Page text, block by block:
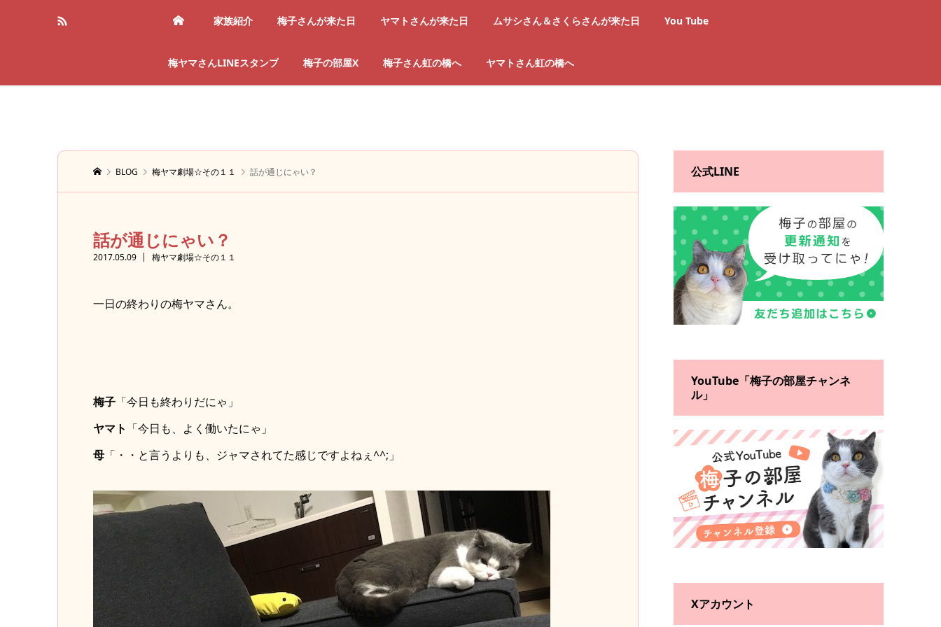
家族紹介 梅子さんが来た日 ヤマトさんが来た日 ムサシさん＆さくらさんが来た日 You Tube
梅ヤマさんLINEスタンプ 梅子の部屋X 梅子さん虹の橋へ ヤマトさん虹の橋へ
BLOG 梅ヤマ劇場☆その１１ 話が通じにゃい？
話が通じにゃい？
2017.05.09 梅ヤマ劇場☆その１１
一日の終わりの梅ヤマさん。
梅子「今日も終わりだにゃ」
ヤマト 「今日も、よく働いたにゃ」
母「・・と言うよりも、ジャマされてた感じですよねぇ^^;」
公式LINE
YouTube「梅子の部屋チャンネ
ル」
Xアカウント